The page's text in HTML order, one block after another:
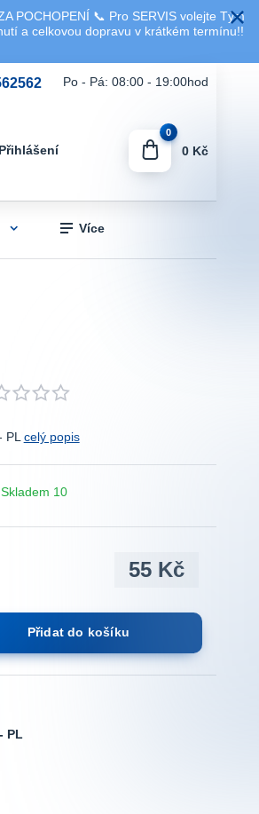
POCHOPENÍ 📞 Pro SERVIS volejte Tým
a celkovou dopravu v krátkém termínu!!
Přihlášení
Po - Pá: 08:00 - 19:00hod
0
0 Kč
Více
celý popis
Skladem 10
55 Kč
Přidat do košíku
PL